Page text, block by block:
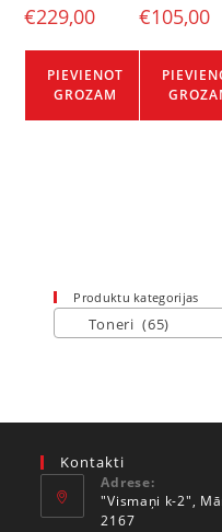
€229,00
PIEVIENOT
GROZAM
€105,00
Produktu kategorijas
Toneri (65)
Kontakti
Adrese:
"Vismaņi k-2",
2167